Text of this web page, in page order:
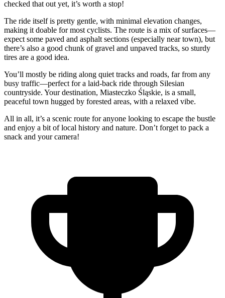
checked that out yet, it’s worth a stop!
The ride itself is pretty gentle, with minimal elevation changes,
making it doable for most cyclists. The route is a mix of surfaces—
expect some paved and asphalt sections (especially near town), but
there’s also a good chunk of gravel and unpaved tracks, so sturdy
tires are a good idea.
You’ll mostly be riding along quiet tracks and roads, far from any
busy traffic—perfect for a laid-back ride through Silesian
countryside. Your destination, Miasteczko Śląskie, is a small,
peaceful town hugged by forested areas, with a relaxed vibe.
All in all, it’s a scenic route for anyone looking to escape the bustle
and enjoy a bit of local history and nature. Don’t forget to pack a
snack and your camera!